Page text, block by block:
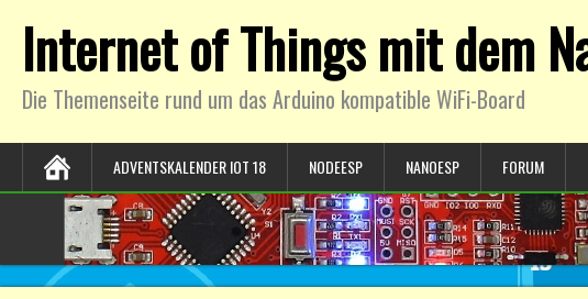
Internet of Things mit dem
Die Themenseite rund um das Arduino kompatible WiFi-Board
ADVENTSKALENDER IOT 18 NODEESP NANOESP FORUM